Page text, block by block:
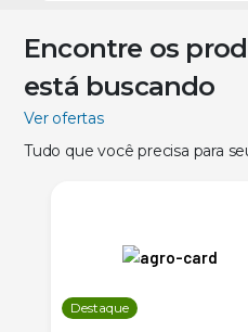
Encontre os
está buscando
Ver ofertas
Tudo que você precisa para
Destaque